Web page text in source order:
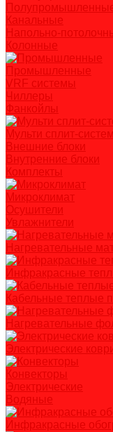
Канальные
Напольно-
Колонные
Промышленные
VRF системы
Чиллеры
Фанкойлы
Мульти сплит-
Внешние блоки
Внутренние блоки
Комплекты
Микроклимат
Осушители
Увлажнители
Нагревательные
Инфракрасные
Кабельные теплые
Нагревательные
Электрические
Конвекторы
Электрические
Водяные
Инфракрасные